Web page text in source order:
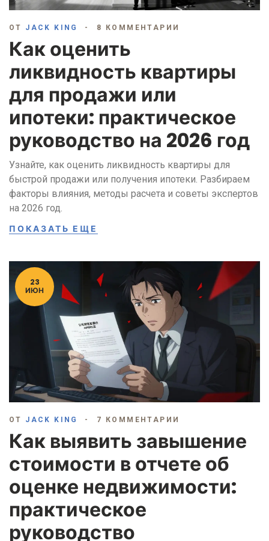
ОТ JACK KING 8 КОММЕНТАРИИ
Как оценить
ликвидность квартиры
для продажи или
ипотеки: практическое
руководство на 2026 год
Узнайте, как оценить ликвидность квартиры для
быстрой продажи или получения ипотеки. Разбираем
факторы влияния, методы расчета и советы экспертов
на 2026 год.
ПОКАЗАТЬ ЕЩЕ
23
ИЮН
ОТ JACK KING 7 КОММЕНТАРИИ
Как выявить завышение
стоимости в отчете об
оценке недвижимости:
практическое
руководство